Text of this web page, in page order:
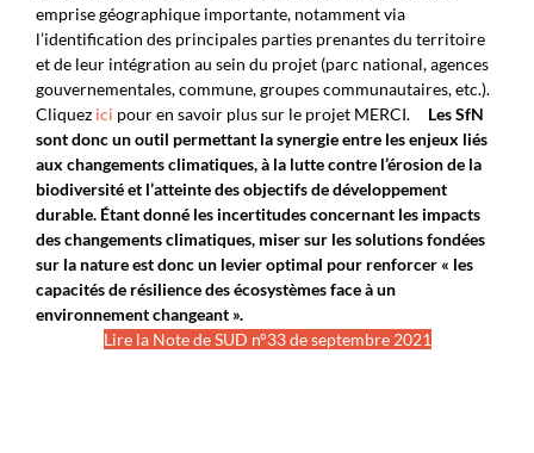
emprise géographique importante, notamment via
l’identification des principales parties prenantes du territoire
et de leur intégration au sein du projet (parc national, agences
gouvernementales, commune, groupes communautaires, etc.).
Cliquez ici pour en savoir plus sur le projet MERCI. Les SfN
sont donc un outil permettant la synergie entre les enjeux liés
aux changements climatiques, à la lutte contre l’érosion de la
biodiversité et l’atteinte des objectifs de développement
durable. Étant donné les incertitudes concernant les impacts
des changements climatiques, miser sur les solutions fondées
sur la nature est donc un levier optimal pour renforcer « les
capacités de résilience des écosystèmes face à un
environnement changeant ».
Lire la Note de SUD n°33 de septembre 2021